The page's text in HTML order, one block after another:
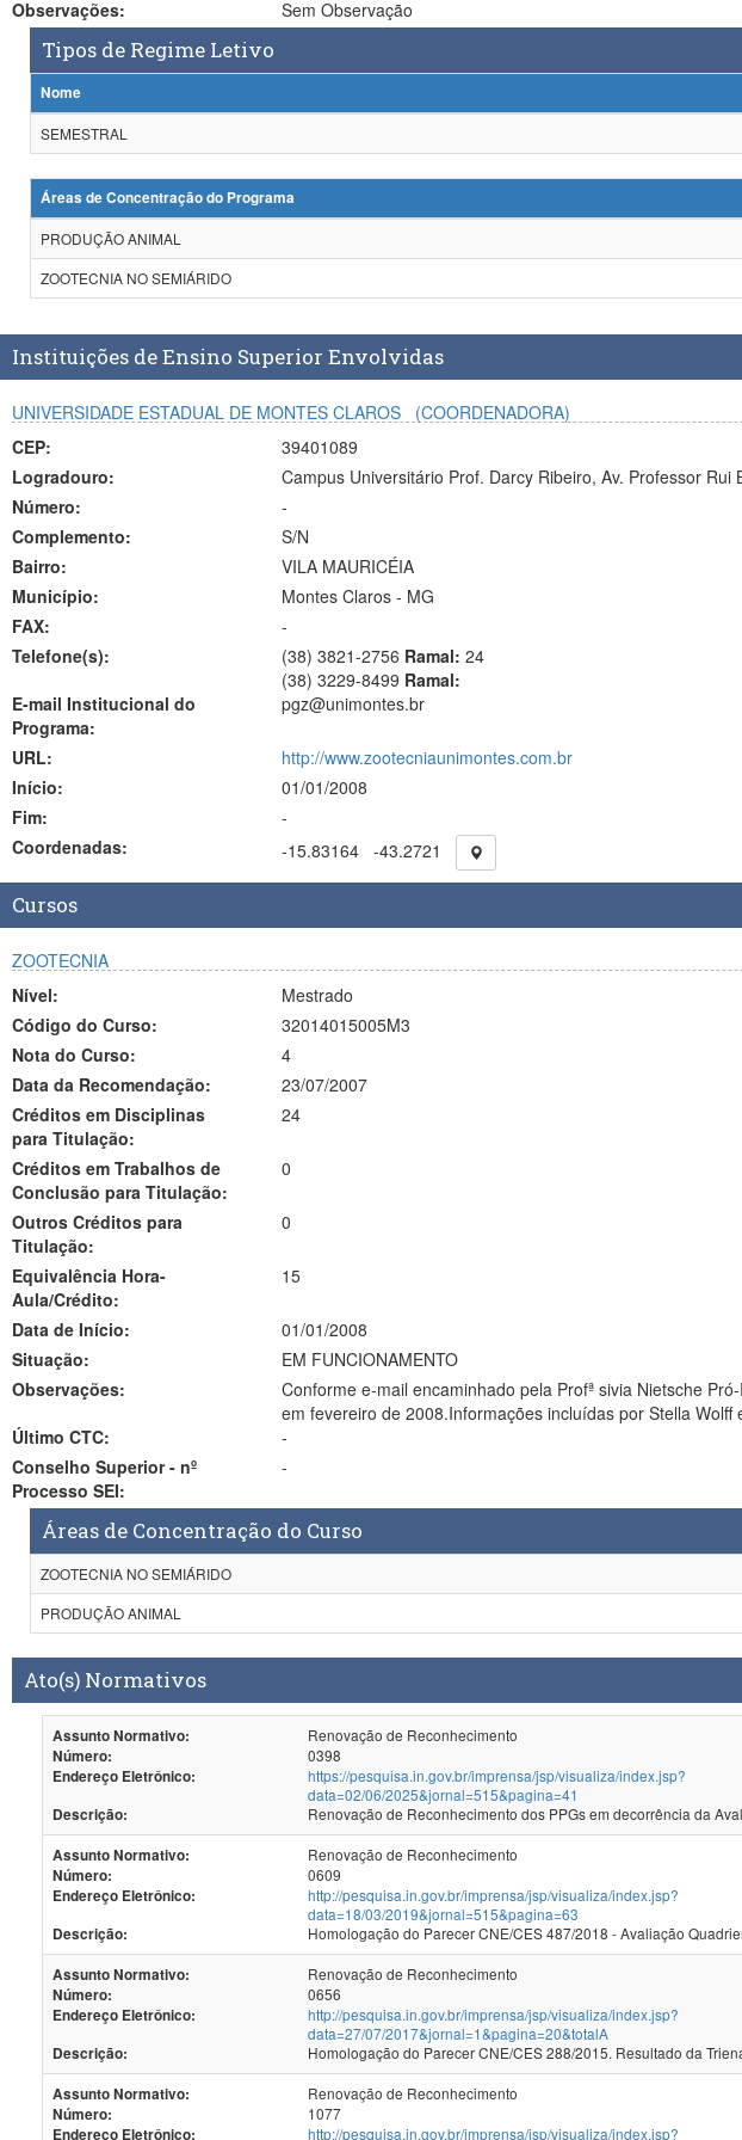
Observações:
Sem Observação
Tipos de Regime Letivo
Nome
SEMESTRAL
Áreas de Concentração do Programa
PRODUÇÃO ANIMAL
ZOOTECNIA NO SEMIÁRIDO
Instituições de Ensino Superior Envolvidas
UNIVERSIDADE ESTADUAL DE MONTES CLAROS
(COORDENADORA)
CEP:
39401089
Logradouro:
Campus Universitário Prof. Darcy Ribeiro, Av. Professor Rui
Número:
-
Complemento:
S/N
Bairro:
VILA MAURICÉIA
Município:
Montes Claros - MG
FAX:
-
Telefone(s):
(38) 3821-2756 Ramal: 24
(38) 3229-8499 Ramal:
E-mail Institucional do
Programa:
pgz@unimontes.br
URL:
http://www.zootecniaunimontes.com.br
Início:
01/01/2008
Fim:
-
Coordenadas:
-15.83164 -43.2721
Cursos
ZOOTECNIA
Nível:
Mestrado
Código do Curso:
32014015005M3
Nota do Curso:
4
Data da Recomendação:
23/07/2007
Créditos em Disciplinas
para Titulação:
24
Créditos em Trabalhos de
Conclusão para Titulação:
0
Outros Créditos para
Titulação:
0
Equivalência Hora-
Aula/Crédito:
15
Data de Início:
01/01/2008
Situação:
EM FUNCIONAMENTO
Observações:
Conforme e-mail encaminhado pela Profª sivia Nietsche
em fevereiro de 2008.Informações incluídas por Stella Wolff
Último CTC:
-
Conselho Superior - nº
Processo SEI:
-
Áreas de Concentração do Curso
ZOOTECNIA NO SEMIÁRIDO
PRODUÇÃO ANIMAL
Ato(s) Normativos
Assunto Normativo: Renovação de Reconhecimento
Número:
0398
Endereço Eletrônico:
https://pesquisa.in.gov.br/imprensa/jsp/visualiza/index.jsp?
data=02/06/2025&jornal=515&pagina=41
Descrição:
Renovação de Reconhecimento dos PPGs em decorrência da
Assunto Normativo: Renovação de Reconhecimento
Número:
0609
Endereço Eletrônico:
http://pesquisa.in.gov.br/imprensa/jsp/visualiza/index.jsp?
data=18/03/2019&jornal=515&pagina=63
Descrição:
Homologação do Parecer CNE/CES 487/2018 - Avaliação
Assunto Normativo: Renovação de Reconhecimento
Número:
0656
Endereço Eletrônico:
http://pesquisa.in.gov.br/imprensa/jsp/visualiza/index.jsp?
data=27/07/2017&jornal=1&pagina=20&totalA
Descrição:
Homologação do Parecer CNE/CES 288/2015. Resultado da
Assunto Normativo: Renovação de Reconhecimento
Número:
1077
Endereço Eletrônico:
http://pesquisa.in.gov.br/imprensa/jsp/visualiza/index.jsp?